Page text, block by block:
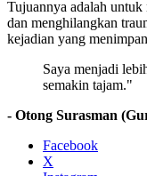
Tujuannya adalah untuk
dan menghilangkan
kejadian yang
Saya menjadi
semakin tajam."
- Otong Surasman
Facebook
X